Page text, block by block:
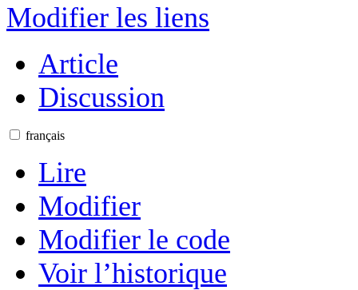
Modifier les liens
Article
Discussion
français
Lire
Modifier
Modifier le code
Voir l’historique